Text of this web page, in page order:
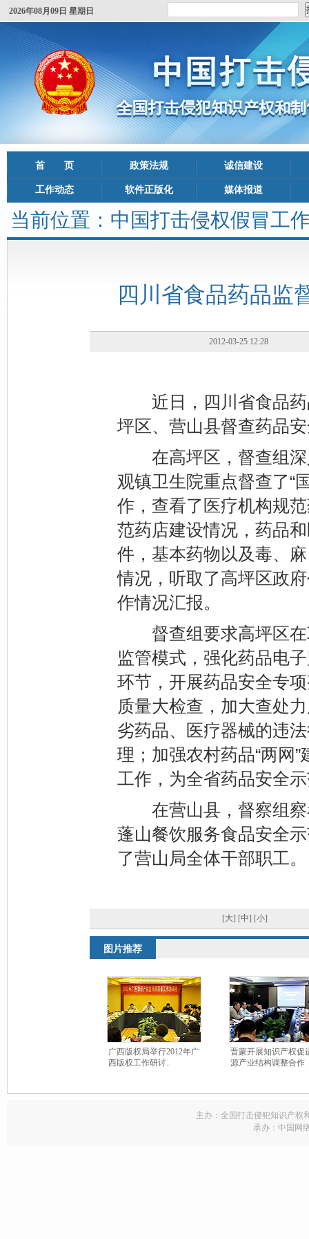
2026年08月09日 星期日
首 页 政策法规 诚信建设
工作动态 软件正版化 媒体报道
当前位置： 中国打击侵权假冒工
四川省食品药品监
2012-03-25 12:28
近日，四川省食品药
坪区、营山县督查药品
在高坪区，督查组深
观镇卫生院重点督查了“
作，查看了医疗机构规
范药店建设情况，药品
件，基本药物以及毒、
情况，听取了高坪区政
作情况汇报。
督查组要求高坪区在
监管模式，强化药品电
环节，开展药品安全专
质量大检查，加大查处
劣药品、医疗器械的违
理；加强农村药品“两网
工作，为全省药品安全
在营山县，督察组
蓬山餐饮服务食品安全
了营山局全体干部职工。
[大] [中] [小]
图片推荐
广西版权局举行2012年广
西版权工作研讨..
晋蒙开展知识产权促
源产业结构调整合作
主办：全国打击侵犯知识产权
承办：中国网